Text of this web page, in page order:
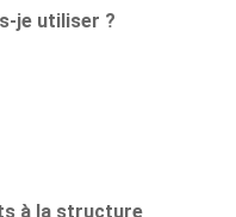
je utiliser ?
à la structure